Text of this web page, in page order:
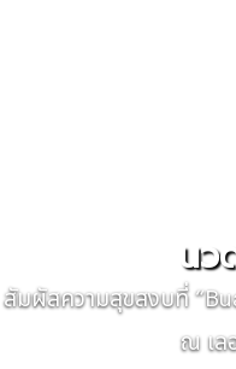
นว
สัมผัสความสุขสงบที่
ณ เล